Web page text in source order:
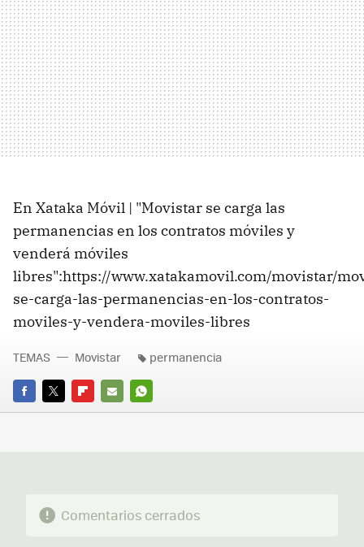
En Xataka Móvil | "Movistar se carga las
permanencias en los contratos móviles y
venderá móviles
libres":https://www.xatakamovil.com/movistar/
se-carga-las-permanencias-en-los-contratos-
moviles-y-vendera-moviles-libres
FACEBOOK
TWITTERFLIPBOARD
E-
WHATSAPP
TEMAS Movistar permanencia
Comentarios cerrados